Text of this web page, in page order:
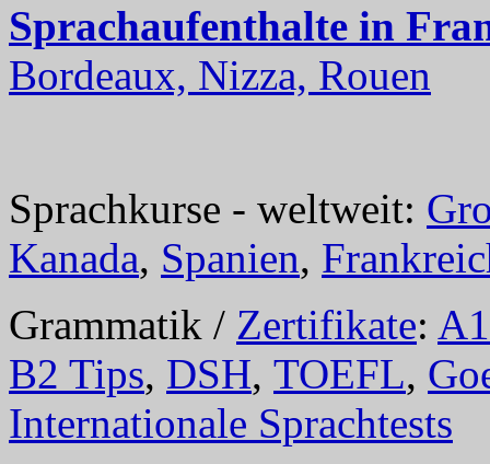
Sprachaufenthalte in
Bordeaux, Nizza, Rouen
Sprachkurse - weltweit:
Kanada, Spanien,
Grammatik / Zertifikate: A1
B2 Tips, DSH, TOEFL,
Internationale Sprachtests